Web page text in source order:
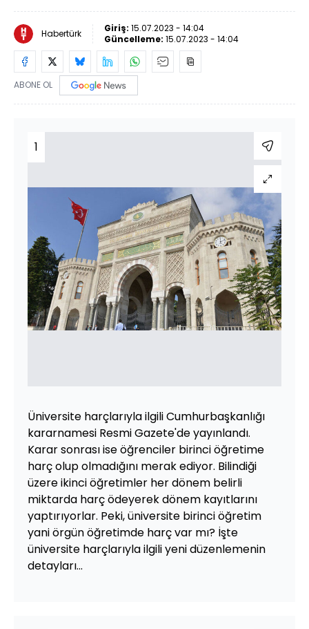
Habertürk Giriş: 15.07.2023 - 14:04
Güncelleme: 15.07.2023 - 14:04
ABONE OL
1
Üniversite harçlarıyla ilgili Cumhurbaşkanlığı
kararnamesi Resmi Gazete'de yayınlandı.
Karar sonrası ise öğrenciler birinci öğretime
harç olup olmadığını merak ediyor. Bilindiği
üzere ikinci öğretimler her dönem belirli
miktarda harç ödeyerek dönem kayıtlarını
yaptırıyorlar. Peki, üniversite birinci öğretim
yani örgün öğretimde harç var mı? İşte
üniversite harçlarıyla ilgili yeni düzenlemenin
detayları...